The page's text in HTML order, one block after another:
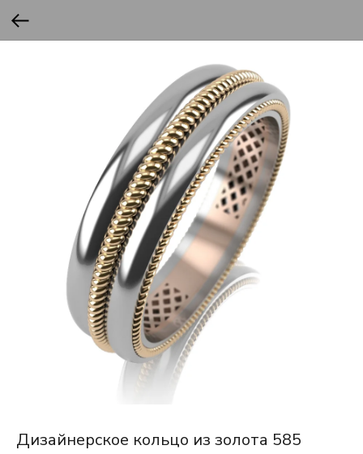
Дизайнерское кольцо из золота 585